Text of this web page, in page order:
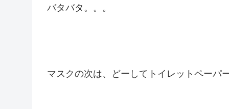
バタバタ。。。
マスクの次は、どーしてトイレットペーパ